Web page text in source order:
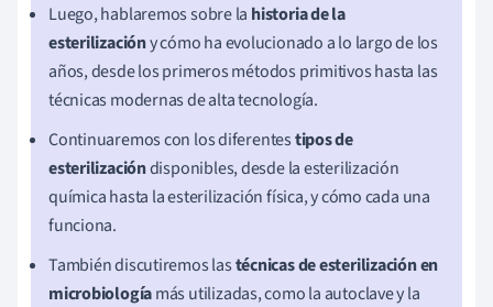
Luego, hablaremos sobre la historia de la
esterilizacióny cómo ha evolucionado a lo largo de los
años, desde los primeros métodos primitivos hasta las
técnicas modernas de alta tecnología.
Continuaremos con los diferentestipos de
esterilizacióndisponibles, desde la esterilización
química hasta la esterilización física, y cómo cada una
funciona.
También discutiremos lastécnicas de esterilización en
microbiologíamás utilizadas, como la autoclave y la